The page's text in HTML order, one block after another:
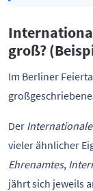
groß?
Im Berliner
Der
vieler ähnlicher
Ehrenamtes,
jährt sich jeweils